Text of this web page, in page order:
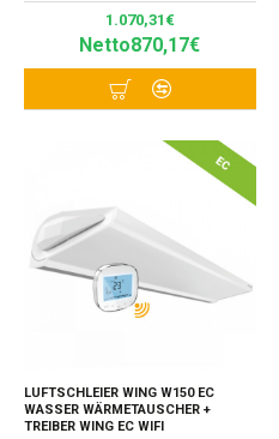
1.070,31€
Netto870,17€
LUFTSCHLEIER WING W150 EC
WASSER WÄRMETAUSCHER +
TREIBER WING EC WIFI